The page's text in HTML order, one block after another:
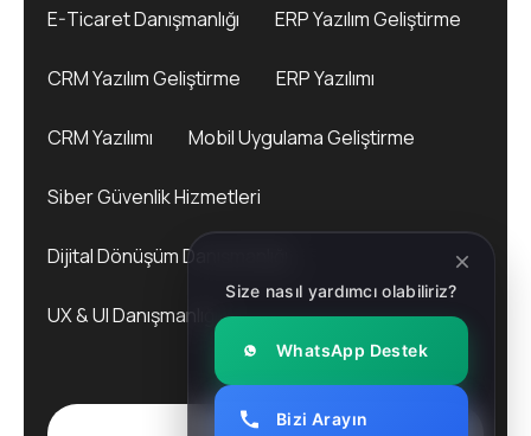
E-Ticaret Danışmanlığı ERP Yazılım Geliştirme
CRM Yazılım Geliştirme ERP Yazılımı
CRM Yazılımı Mobil Uygulama Geliştirme
Siber Güvenlik Hizmetleri
Dijital Dönüşüm Danışmanlığı
UX & UI Danışmanlığı
Size nasıl yardımcı olabiliriz?
WhatsApp Destek
Bizi Arayın